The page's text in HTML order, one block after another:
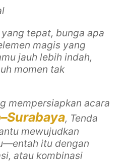
tepat, bunga apa
magis yang
jauh lebih indah,
momen tak
mempersiapkan acara
, Tenda
mewujudkan
itu dengan
atau kombinasi